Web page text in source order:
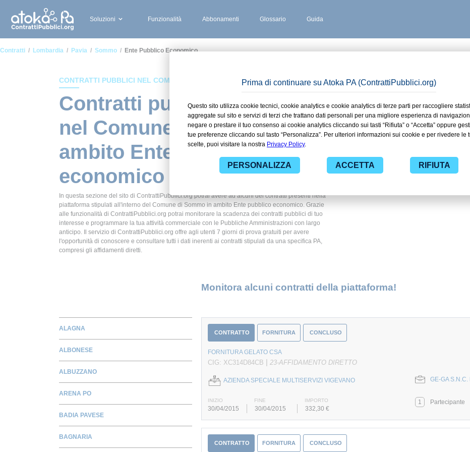
Soluzioni Funzionalità Abbonamenti Glossario Guida
Contratti Lombardia Pavia Sommo Ente Pubblico Economico
CONTRATTI PUBBLICI NEL COMUNE DI SOMMO
Contratti pubblici stipulati
nel Comune di Sommo in
ambito Ente pubblico
economico
In questa sezione del sito di ContrattiPubblici.org potrai avere ad alcuni dei contratti presenti nella
piattaforma stipulati all'interno del Comune di Sommo in ambito Ente pubblico economico. Grazie
alle funzionalità di ContrattiPubblici.org potrai monitorare la scadenza dei contratti pubblici di tuo
interesse e programmare la tua attività commerciale con le Pubbliche Amministrazioni con largo
anticipo. Il servizio di ContrattiPubblici.org offre agli utenti 7 giorni di prova gratuiti per avere
l'opportunità di conoscere e consultare tutti i dati inerenti ai contratti stipulati da una specifica PA,
compresi gli affidamenti diretti.
Monitora alcuni contratti della piattaforma!
ALAGNA
ALBONESE
ALBUZZANO
ARENA PO
BADIA PAVESE
BAGNARIA
CONTRATTO FORNITURA CONCLUSO
FORNITURA GELATO CSA
CIG: XC314D84CB | 23-AFFIDAMENTO DIRETTO
AZIENDA SPECIALE MULTISERVIZI VIGEVANO GE-GA S.N.C.
INIZIO FINE IMPORTO
30/04/2015 30/04/2015 332,30 €
1 Partecipante
CONTRATTO FORNITURA CONCLUSO